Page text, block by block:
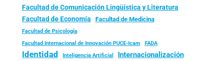
Facultad de Comunicación Lingüística y Literatura
Facultad de Economía Facultad de Medicina
Facultad de Psicología
Facultad Internacional de Innovación PUCE-Icam FADA
Identidad Inteligencia Artificial Internacionalización